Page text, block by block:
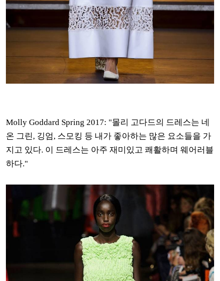
Molly Goddard Spring 2017: "몰리 고다드의 드레스는 네
온 그린, 깅엄, 스모킹 등 내가 좋아하는 많은 요소들을 가
지고 있다. 이 드레스는 아주 재미있고 쾌활하며 웨어러블
하다."